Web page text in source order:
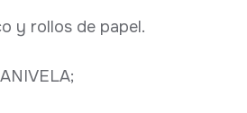
y rollos de papel.